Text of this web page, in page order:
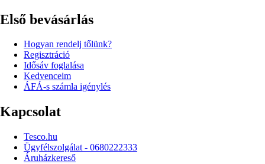
Első bevásárlás
Hogyan rendelj tőlünk?
Regisztráció
Idősáv foglalása
Kedvenceim
ÁFÁ-s számla igénylés
Kapcsolat
Tesco.hu
Ügyfélszolgálat - 0680222333
Áruházkereső